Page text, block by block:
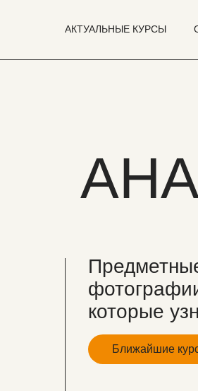
которые
АКТУАЛЬНЫЕ КУРСЫ
Ближайшие